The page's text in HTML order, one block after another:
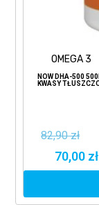
OMEGA 3
NOW DHA-500
KWASY
82,90 zł
70,00 zł